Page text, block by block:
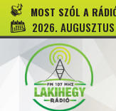
MOST SZÓL A
2026.